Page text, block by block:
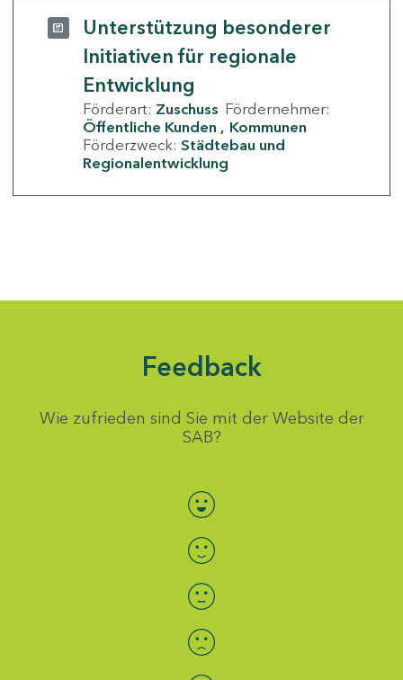
Unterstützung besonderer
Initiativen für regionale
Entwicklung
Förderart: Zuschuss Fördernehmer:
Öffentliche Kunden
Kommunen
Förderzweck: Städtebau und
Regionalentwicklung
Feedback
Wie zufrieden sind Sie mit der Website der
SAB?
Bewertung auswählen